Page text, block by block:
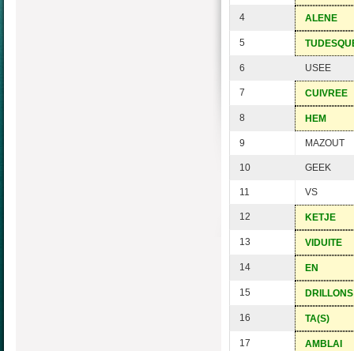
4 ALENE
5
6 USEE
7 CUIVREE
8 HEM
9 MAZOUT
10 GEEK
11 VS
12 KETJE
13 VIDUITE
14 EN
15 DRILLONS
16 TA(S)
17 AMBLAI